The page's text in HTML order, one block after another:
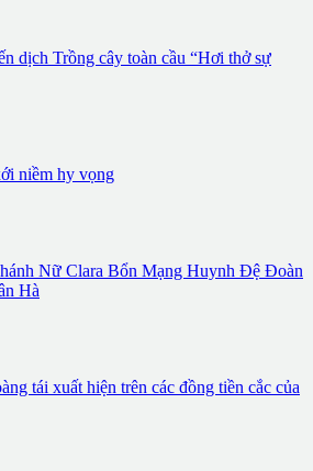
dịch Trồng cây toàn cầu “Hơi thở sự
niềm hy vọng
Nữ Clara Bổn Mạng Huynh Đệ Đoàn
Hà
tái xuất hiện trên các đồng tiền cắc của